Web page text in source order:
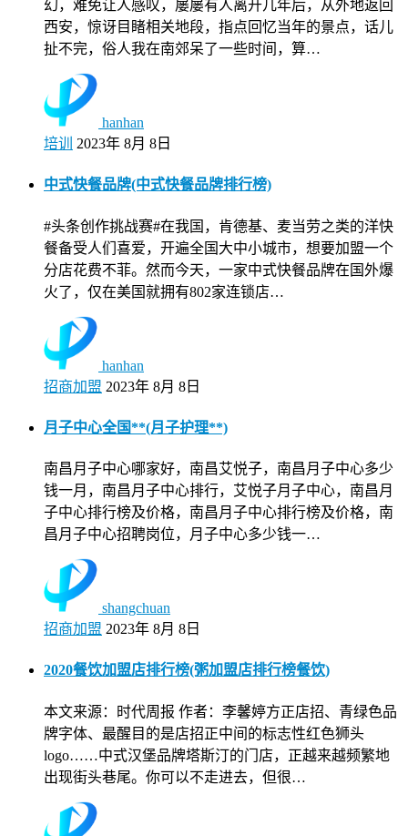
幻，难免让人感叹，屡屡有人离开几年后，从外地返回
西安，惊讶目睹相关地段，指点回忆当年的景点，话儿
扯不完，俗人我在南郊呆了一些时间，算…
hanhan
培训
2023年 8月 8日
中式快餐品牌(中式快餐品牌排行榜)
#头条创作挑战赛#在我国，肯德基、麦当劳之类的洋快
餐备受人们喜爱，开遍全国大中小城市，想要加盟一个
分店花费不菲。然而今天，一家中式快餐品牌在国外爆
火了，仅在美国就拥有802家连锁店…
hanhan
招商加盟 2023年 8月 8日
月子中心全国**(月子护理**)
南昌月子中心哪家好，南昌艾悦子，南昌月子中心多少
钱一月，南昌月子中心排行，艾悦子月子中心，南昌月
子中心排行榜及价格，南昌月子中心排行榜及价格，南
昌月子中心招聘岗位，月子中心多少钱一…
shangchuan
招商加盟 2023年 8月 8日
2020餐饮加盟店排行榜(粥加盟店排行榜餐饮)
本文来源：时代周报 作者：李馨婷方正店招、青绿色品
牌字体、最醒目的是店招正中间的标志性红色狮头
logo……中式汉堡品牌塔斯汀的门店，正越来越频繁地
出现街头巷尾。你可以不走进去，但很…